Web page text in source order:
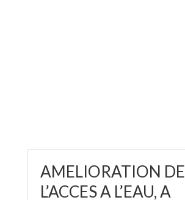
AMELIORATION DE
L’ACCES A L’EAU, A